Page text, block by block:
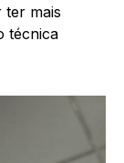
mais
técnica